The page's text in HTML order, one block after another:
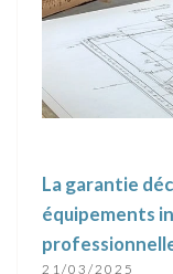
La garantie
équipements
21/03/2025